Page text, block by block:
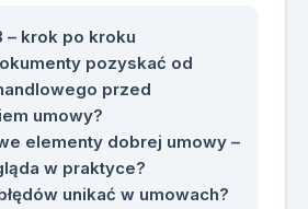
– krok po kroku
pozyskać od
przed
umowy?
elementy dobrej umowy –
w praktyce?
unikać w umowach?